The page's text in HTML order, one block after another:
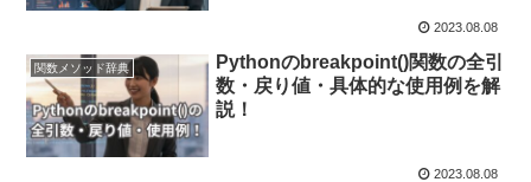
2023.08.08
関数メソッド辞典
Pythonのbreakpoint()関数の全引
数・戻り値・具体的な使用例を解
説！
2023.08.08